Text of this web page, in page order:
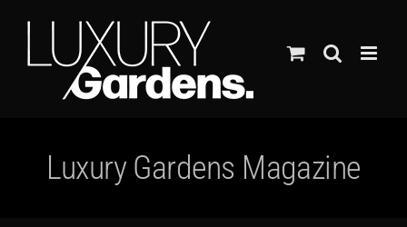
inhoud
Luxury Gardens Magazine